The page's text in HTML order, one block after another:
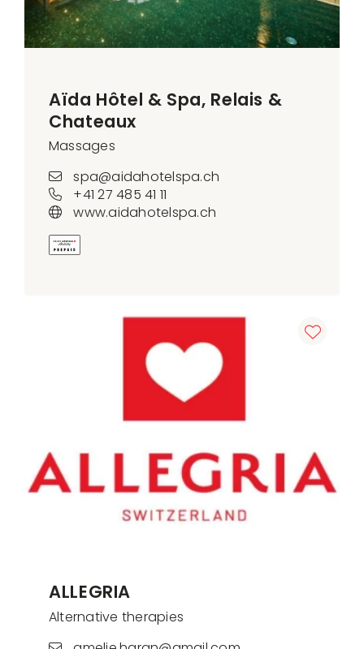
Aïda Hôtel & Spa, Relais &
Chateaux
Massages
spa@aidahotelspa.ch
+41 27 485 41 11
www.aidahotelspa.ch
ALLEGRIA
Alternative therapies